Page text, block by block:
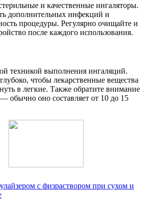
и качественные ингаляторы.
дополнительных инфекций и
процедуры. Регулярно очищайте и
после каждого использования.
техникой выполнения ингаляций.
чтобы лекарственные вещества
в легкие. Также обратите внимание
обычно оно составляет от 10 до 15
с физраствором при сухом и